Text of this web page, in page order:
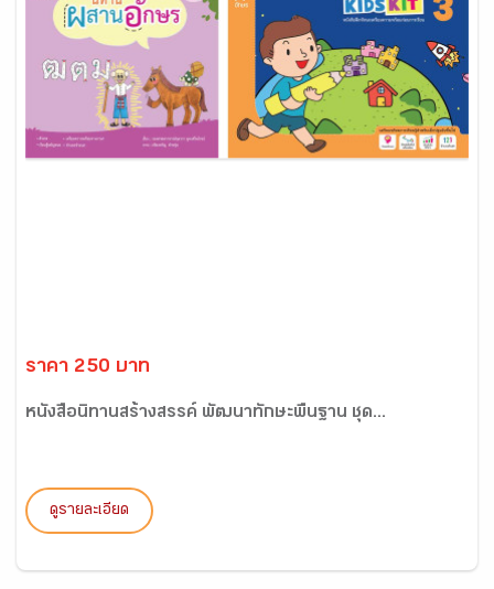
ราคา 250 บาท
หนังสือนิทานสร้างสรรค์ พัฒนาทักษะพื้นฐาน ชุด...
ดูรายละเอียด